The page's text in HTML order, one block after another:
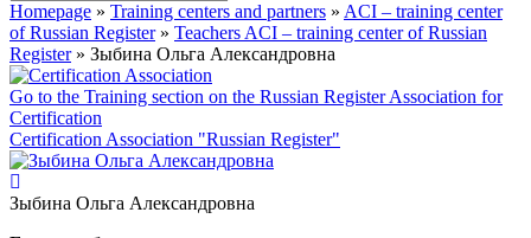
Homepage » Training centers and partners » ACI – training center
of Russian Register» Teachers ACI – training center of Russian
Register» Зыбина Ольга Александровна
Go to the Training section on the Russian Register Association for
Certification
Certification Association "Russian Register"
Зыбина Ольга Александровна